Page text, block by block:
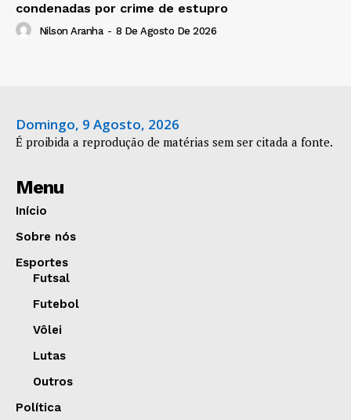
condenadas por crime de estupro
Nilson Aranha - 8 De Agosto De 2026
Domingo, 9 Agosto, 2026
É proibida a reprodução de matérias sem ser citada a fonte.
Menu
Início
Sobre nós
Esportes
Futsal
Futebol
Vôlei
Lutas
Outros
Política